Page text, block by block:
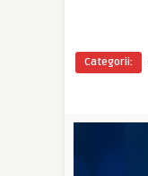
Categorii: